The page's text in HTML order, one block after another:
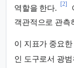
역할을 한다.
[2]
객관적으로 관측
이 지표가 중요
인 도구로서 광